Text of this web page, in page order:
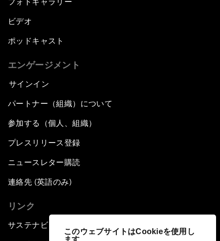
このウェブサイトはCookieを使用し
ます
ビデオ
ポッドキャスト
エンゲージメント
サインイン
パートナー（組織）について
参加する（個人、組織）
プレスリリース登録
ニュースレター購読
連絡先 (英語のみ)
リンク
サステナビリティへの取り組み